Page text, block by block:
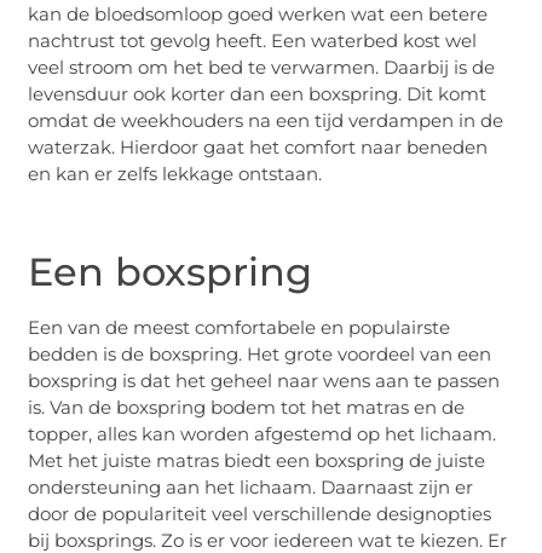
kan de bloedsomloop goed werken wat een betere
nachtrust tot gevolg heeft. Een waterbed kost wel
veel stroom om het bed te verwarmen. Daarbij is de
levensduur ook korter dan een boxspring. Dit komt
omdat de weekhouders na een tijd verdampen in de
waterzak. Hierdoor gaat het comfort naar beneden
en kan er zelfs lekkage ontstaan.
Een boxspring
Een van de meest comfortabele en populairste
bedden is de boxspring. Het grote voordeel van een
boxspring is dat het geheel naar wens aan te passen
is. Van de boxspring bodem tot het matras en de
topper, alles kan worden afgestemd op het lichaam.
Met het juiste matras biedt een boxspring de juiste
ondersteuning aan het lichaam. Daarnaast zijn er
door de populariteit veel verschillende designopties
bij boxsprings. Zo is er voor iedereen wat te kiezen. Er